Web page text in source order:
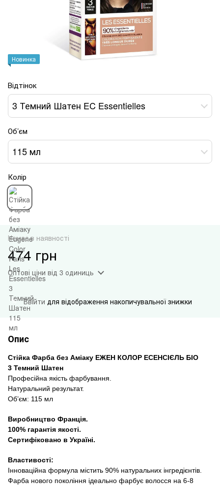
Новинка
Відтінок
3 Темний Шатен EC Essentielles
Об’єм
115 мл
Колір
Немає в наявності
474 грн
Оптові ціни від 3 одиниць
% Ввійти для відображення накопичувальної знижки
Опис
Стійка Фарба без Аміаку ЕЖЕН КОЛОР ЕСЕНСІЄЛЬ БІО
3 Темний Шатен
Професійна якість фарбування
Натуральний результат.
Об’єм: 115 мл
Виробництво Франція.
100% гарантія якості.
Сертифіковано в Україні.
Властивості:
Інноваційна формула містить 90% натуральних інгредієнтів.
Фарба нового покоління ідеально фарбує волосся на 6-8